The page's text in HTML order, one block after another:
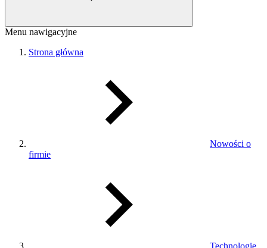
Menu nawigacyjne
Strona główna
Nowości o
firmie
Technologie